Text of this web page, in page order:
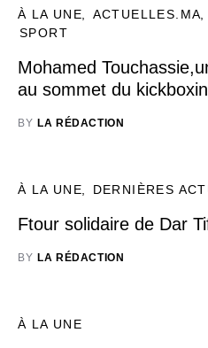
À LA UNE ACTUELLES.MA
SPORT
Mohamed
au sommet du
BY LA RÉDACTION
À LA UNE DERNIÈRES
Ftour solidaire de Dar
BY LA RÉDACTION
À LA UNE